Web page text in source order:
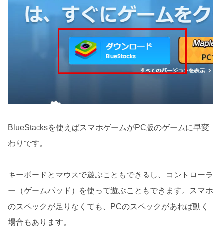
BlueStacksを使えばスマホゲームがPC版のゲームに早変
わりです。
キーボードとマウスで遊ぶこともできるし、コントローラ
ー（ゲームパッド）を使って遊ぶこともできます。スマホ
のスペックが足りなくても、PCのスペックがあれば動く
場合もあります。